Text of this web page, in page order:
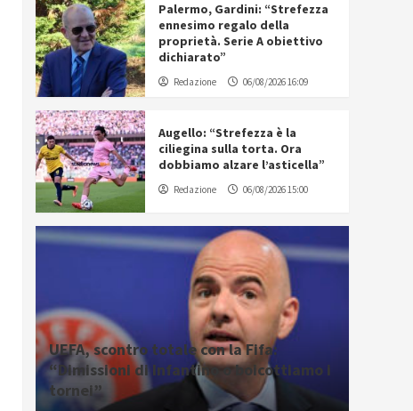
Palermo, Gardini: “Strefezza
ennesimo regalo della
proprietà. Serie A obiettivo
dichiarato”
Redazione 06/08/2026 16:09
Augello: “Strefezza è la
ciliegina sulla torta. Ora
dobbiamo alzare l’asticella”
Redazione 06/08/2026 15:00
UEFA, scontro totale con la Fifa:
“Dimissioni di Infantino o boicottiamo i
tornei”